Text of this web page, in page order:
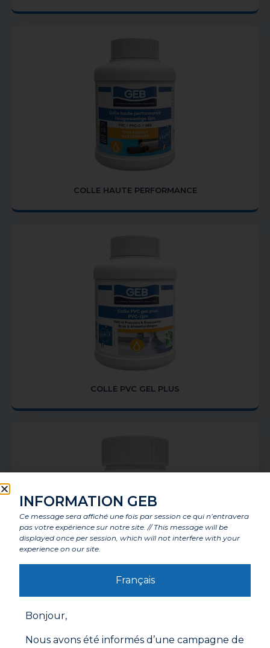
COLLE HAUTE PERFORMANCE
COLLE PVC GEL PLUS
DECAPANT PVC
INFORMATION GEB
Ce message sera affiché une fois par session ce qui n’entravera
pas votre expérience sur notre site. // This message will be
displayed once per session, which will not interfere with your
experience on our site.
Français
Bonjour,
Nous avons été informés d’une campagne de